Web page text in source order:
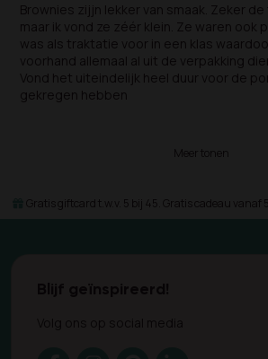
Brownies zijjn lekker van smaak. Zeker
maar ik vond ze zéér klein. Ze waren ook
was als traktatie voor in een klas
voorhand allemaal al uit de verpakking
Vond het uiteindelijk heel duur voor de
gekregen hebben
Meer tonen
Gratis giftcard t.w.v. 5 bij 45. Gratis cadeau vanaf